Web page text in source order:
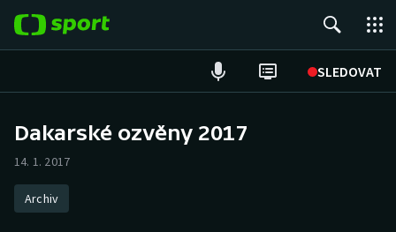
SLEDOVAT
Hokej
Tenis
Dakarské ozvěny 2017
14. 1. 2017
Archiv